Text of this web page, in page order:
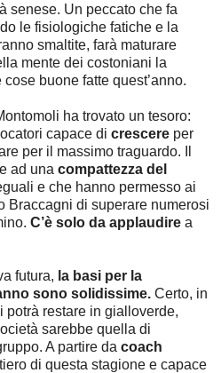
senese. Un peccato che fa
le fisiologiche fatiche e la
smaltite, farà maturare
mente dei costoniani la
cose buone fatte quest’anno.
ha trovato un tesoro:
capace di crescere per
per il massimo traguardo. Il
e ad una compattezza del
e che hanno permesso ai
Braccagni di superare numerosi
C’è solo da applaudire a
futura, la basi per la
sono solidissime. Certo, in
potrà restare in gialloverde,
sarebbe quella di
A partire da coach
di questa stagione e capace